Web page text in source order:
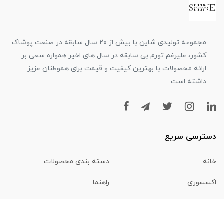
مجموعه تولیدی شاین با بیش از ۲۰ سال سابقه در صنعت پوشاک
کشور، علیرغم تورم بی سابقه در سال های اخیر همواره سعی بر
ارائه محصولات با بهترین کیفیت و قیمت برای هموطنان عزیز
داشته است.
دسترسی سریع
خانه دسته بندی محصولات
اکسسوری راهنما